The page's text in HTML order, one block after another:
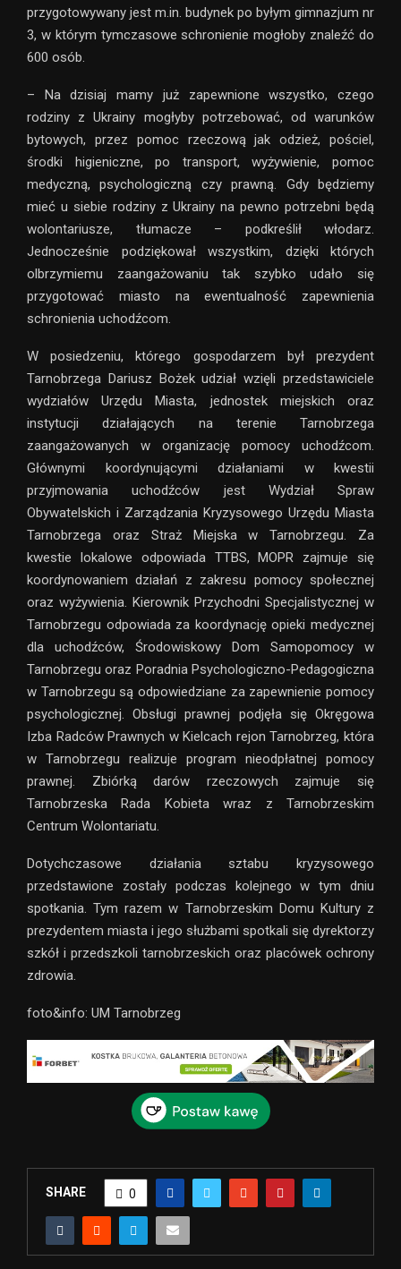
przygotowywany jest m.in. budynek po byłym gimnazjum nr
3, w którym tymczasowe schronienie mogłoby znaleźć do
600 osób.
– Na dzisiaj mamy już zapewnione wszystko, czego
rodziny z Ukrainy mogłyby potrzebować, od warunków
bytowych, przez pomoc rzeczową jak odzież, pościel,
środki higieniczne, po transport, wyżywienie, pomoc
medyczną, psychologiczną czy prawną. Gdy będziemy
mieć u siebie rodziny z Ukrainy na pewno potrzebni będą
wolontariusze, tłumacze – podkreślił włodarz.
Jednocześnie podziękował wszystkim, dzięki których
olbrzymiemu zaangażowaniu tak szybko udało się
przygotować miasto na ewentualność zapewnienia
schronienia uchodźcom.
W posiedzeniu, którego gospodarzem był prezydent
Tarnobrzega Dariusz Bożek udział wzięli przedstawiciele
wydziałów Urzędu Miasta, jednostek miejskich oraz
instytucji działających na terenie Tarnobrzega
zaangażowanych w organizację pomocy uchodźcom.
Głównymi koordynującymi działaniami w kwestii
przyjmowania uchodźców jest Wydział Spraw
Obywatelskich i Zarządzania Kryzysowego Urzędu Miasta
Tarnobrzega oraz Straż Miejska w Tarnobrzegu. Za
kwestie lokalowe odpowiada TTBS, MOPR zajmuje się
koordynowaniem działań z zakresu pomocy społecznej
oraz wyżywienia. Kierownik Przychodni Specjalistycznej w
Tarnobrzegu odpowiada za koordynację opieki medycznej
dla uchodźców, Środowiskowy Dom Samopomocy w
Tarnobrzegu oraz Poradnia Psychologiczno-Pedagogiczna
w Tarnobrzegu są odpowiedziane za zapewnienie pomocy
psychologicznej. Obsługi prawnej podjęła się Okręgowa
Izba Radców Prawnych w Kielcach rejon Tarnobrzeg, która
w Tarnobrzegu realizuje program nieodpłatnej pomocy
prawnej. Zbiórką darów rzeczowych zajmuje się
Tarnobrzeska Rada Kobieta wraz z Tarnobrzeskim
Centrum Wolontariatu.
Dotychczasowe działania sztabu kryzysowego
przedstawione zostały podczas kolejnego w tym dniu
spotkania. Tym razem w Tarnobrzeskim Domu Kultury z
prezydentem miasta i jego służbami spotkali się dyrektorzy
szkół i przedszkoli tarnobrzeskich oraz placówek ochrony
zdrowia.
foto&info: UM Tarnobrzeg
SHARE 0